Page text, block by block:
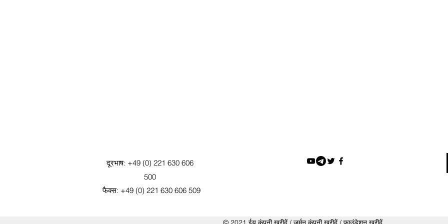
दूरभाष: +49 (0) 221 630 606
500
फैक्स: +49 (0) 221 630 606 509